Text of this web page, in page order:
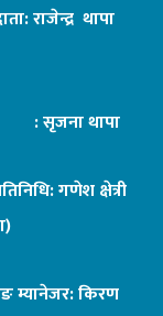
राजेन्द्र थापा
: सृजना थापा
गणेश क्षेत्री
म्यानेजर: किरण